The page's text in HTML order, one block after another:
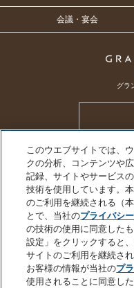
会議・宴会
グラ
ホテル トップ メールマ
ハイアット グローバル プ
個人情報を販売または共有しないで
サイトのご利
このウエブサイトでは、
クの分析、コンテンツや
記録、サイトやサービス
技術を使用しています。
のご利用を継続される（
とで、当社のプライバシ
の技術の使用に同意した
設定」をクリックすると
サイトのご利用を継続され
お客様の情報が当社のプ
使用されることに同意し